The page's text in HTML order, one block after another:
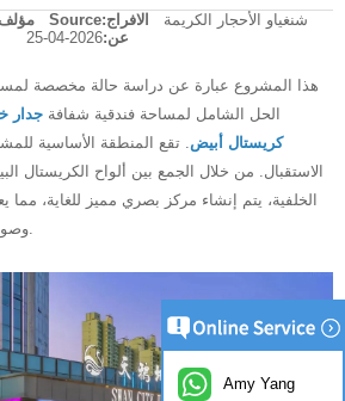
Source: شنغياو الأحجار الكريمة
الافراج
عن:2026-04-25
هذا المشروع عبارة عن دراسة حالة مخصصة
Shengyao Gemstone الحل الشامل لمساحة فندقية شفافة جدار
كريستال أبيض. تقع المنطقة الأساسية
الاستقبال. من خلال الجمع بين ألواح الكريستال
الخلفية، يتم إنشاء مركز بصري مميز للغاية، مما
وصورة العلامة التجارية للمساحة.
Amy Yang